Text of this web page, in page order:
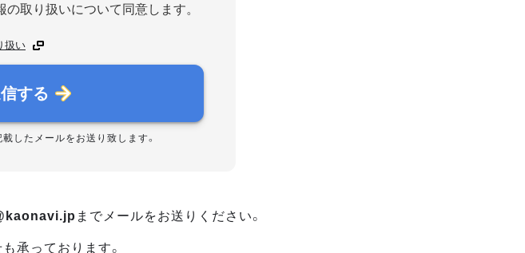
の取り扱いについて同意します。
扱い
する
したメールをお送り致します。
までメールをお送りください。
承っております。